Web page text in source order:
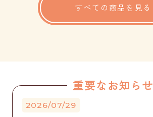
すべての商品を見る
重要なお知らせ
2026/07/29